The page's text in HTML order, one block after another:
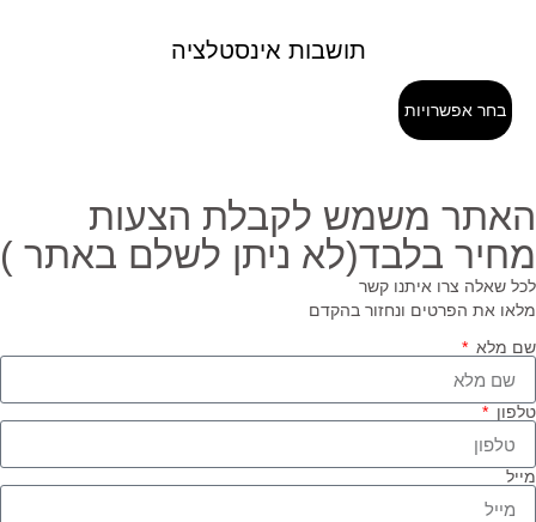
תושבות אינסטלציה
בחר אפשרויות
משמש לקבלת הצעות
בלבד(לא ניתן לשלם באתר )
שאלה צרו איתנו קשר
את הפרטים ונחזור בהקדם
מלא